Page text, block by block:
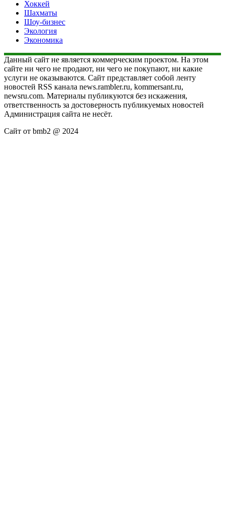
Хоккей
Шахматы
Шоу-бизнес
Экология
Экономика
Данный сайт не является коммерческим проектом. На этом
сайте ни чего не продают, ни чего не покупают, ни какие
услуги не оказываются. Сайт представляет собой ленту
новостей RSS канала news.rambler.ru, kommersant.ru,
newsru.com. Материалы публикуются без искажения,
ответственность за достоверность публикуемых новостей
Администрация сайта не несёт.
Сайт от bmb2 @ 2024